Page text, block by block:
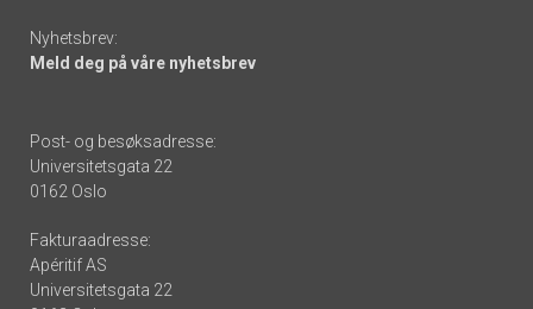
Nyhetsbrev:
Meld deg på våre nyhetsbrev
Post- og besøksadresse:
Universitetsgata 22
0162 Oslo
Fakturaadresse:
Apéritif AS
Universitetsgata 22